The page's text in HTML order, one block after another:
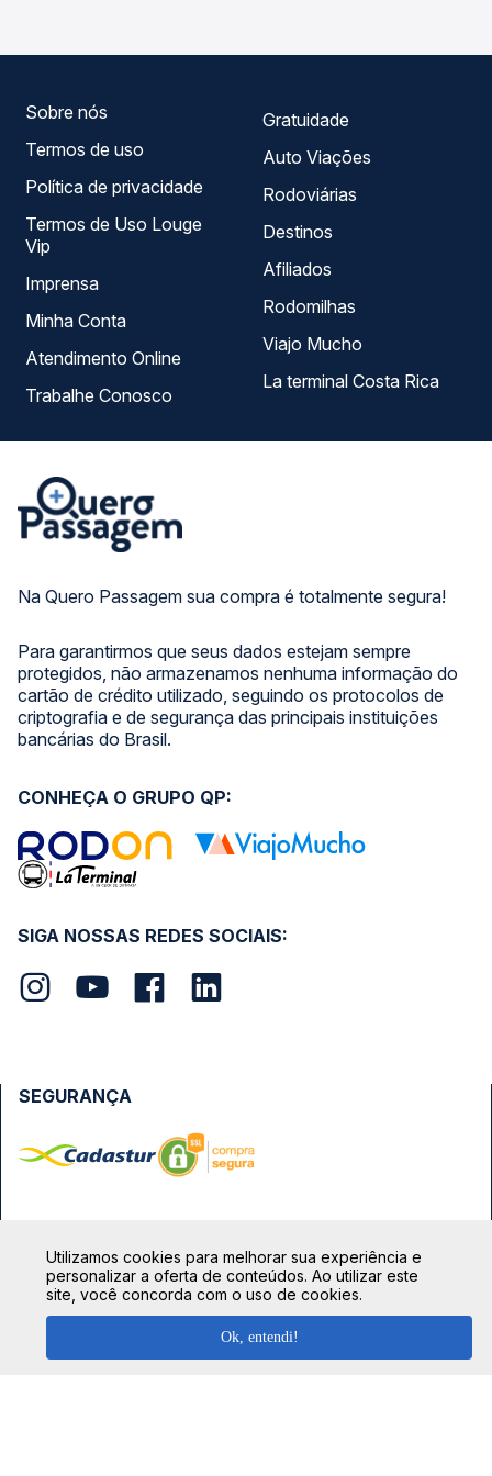
Na Quero Passagem sua compra é totalmente segura!
Para garantirmos que seus dados estejam sempre
protegidos, não armazenamos nenhuma informação do
cartão de crédito utilizado, seguindo os protocolos de
criptografia e de segurança das principais instituições
bancárias do Brasil.
Sobre nós
Termos de uso
Política de privacidade
Termos de Uso Louge
Vip
Imprensa
Minha Conta
Atendimento Online
Trabalhe Conosco
Gratuidade
Auto Viações
Rodoviárias
Destinos
Afiliados
Rodomilhas
Viajo Mucho
La terminal Costa Rica
SIGA NOSSAS REDES SOCIAIS:
CONHEÇA O GRUPO QP:
SEGURANÇA
Utilizamos cookies para melhorar sua experiência e
personalizar a oferta de conteúdos. Ao utilizar este
site, você concorda com o uso de cookies.
Ok, entendi!